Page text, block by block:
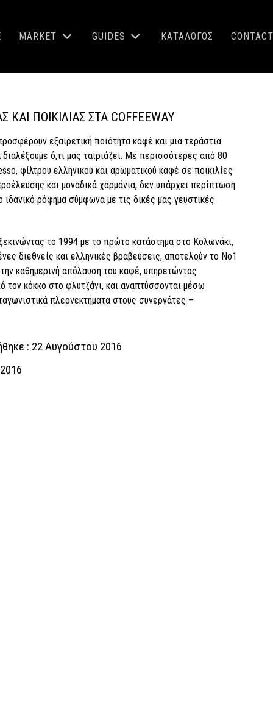
MARKET GUIDES ΚΑΤΑΛΟΓΟΣ CONTACT
ΠΟΙΚΙΛΊΑΣ ΣΤΑ COFFEEWAY
εξαιρετική ποιότητα καφέ και μια τεράστια
διαλέξουμε ό,τι μας ταιριάζει. Με περισσότερες από 80
φίλτρου ελληνικού και αρωματικού καφέ σε ποικιλίες
και μοναδικά χαρμάνια, δεν υπάρχει περίπτωση
ιδανικό ρόφημα σύμφωνα με τις δικές μας γευστικές
το 1994 με το πρώτο κατάστημα στο Κολωνάκι,
διεθνείς και ελληνικές βραβεύσεις, αποτελούν το Νο1
καθημερινή απόλαυση του καφέ, υπηρετώντας
τον κόκκο στο φλυτζάνι, και αναπτύσσονται μέσω
πλεονεκτήματα στους συνεργάτες –
: 22 Αυγούστου 2016